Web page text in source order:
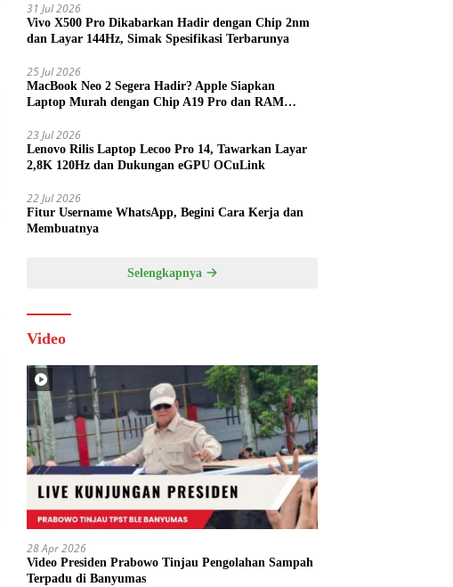
31 Jul 2026
Vivo X500 Pro Dikabarkan Hadir dengan Chip 2nm
dan Layar 144Hz, Simak Spesifikasi Terbarunya
25 Jul 2026
MacBook Neo 2 Segera Hadir? Apple Siapkan
Laptop Murah dengan Chip A19 Pro dan RAM
23 Jul 2026
Lenovo Rilis Laptop Lecoo Pro 14, Tawarkan Layar
2,8K 120Hz dan Dukungan eGPU OCuLink
22 Jul 2026
Fitur Username WhatsApp, Begini Cara Kerja dan
Membuatnya
Selengkapnya
Video
28 Apr 2026
Video Presiden Prabowo Tinjau Pengolahan Sampah
Terpadu di Banyumas